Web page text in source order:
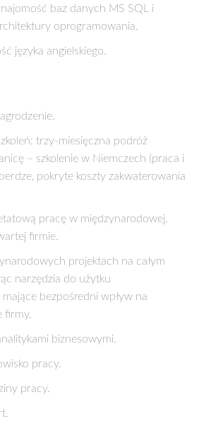
baz danych MS SQL i
oprogramowania.
języka angielskiego.
trzy-miesięczna podróż
– szkolenie w Niemczech (praca i
pokryte koszty zakwaterowania
pracę w międzynarodowej,
firmie.
projektach na całym
narzędzia do użytku
bezpośredni wpływ na
firmy.
biznesowymi.
pracy.
pracy.